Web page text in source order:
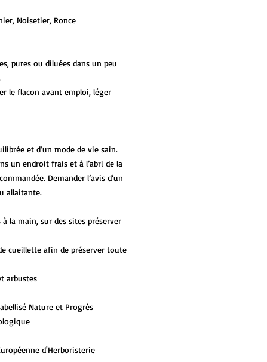
Noisetier, Ronce
pures ou diluées dans un peu
le flacon avant emploi, léger
et d’un mode de vie sain.
un endroit frais et à l’abri de la
Demander l’avis d’un
allaitante.
la main, sur des sites préserver
cueillette afin de préserver toute
arbustes
Nature et Progrès
d'Herboristerie